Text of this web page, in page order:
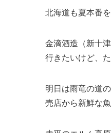
北海道も夏本番
金滴酒造（新十
行きたいけど、
明日は雨竜の道
売店から新鮮な